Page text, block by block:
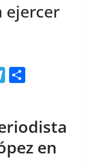
ejercer
T
gr
a
m
p
ar
tiren